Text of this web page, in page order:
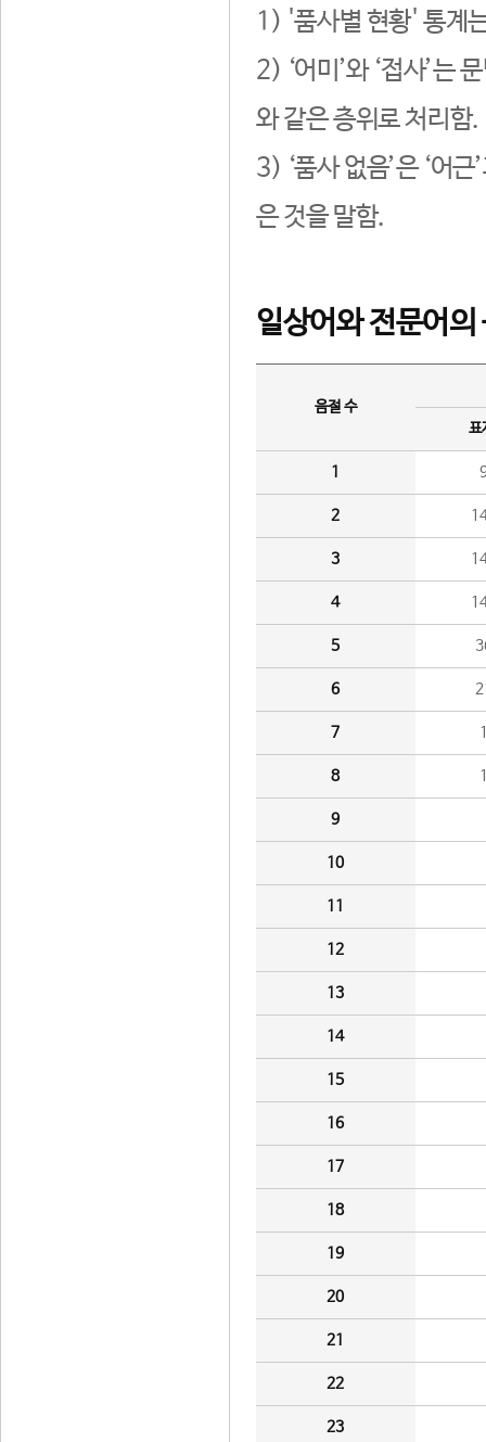
1) '품사별 현황' 통계
2) ‘어미’와 ‘접사’는
와 같은 층위로 처리함.
3) ‘품사 없음’은 ‘어
은 것을 말함.
일상어와 전문어의
음절 수
표
1
2
3
4
5
6
7
8
9
10
11
12
13
14
15
16
17
18
19
20
21
22
23